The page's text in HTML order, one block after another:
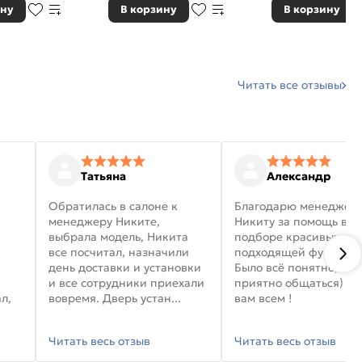
В корзину В корзину
Читать все отзывы
Татьяна
Обратилась в салоне к
менеджеру Никите,
выбрала модель, Никита
все посчитал, назначили
день доставки и установки
и все сотрудники приехали
вовремя. Дверь устан...
Читать весь отзыв
Александр
Благодарю
Никиту за помощь в
подборе красивых
подходящей
Было всё понятно, и
приятно общаться)
вам всем !
Читать весь отзыв